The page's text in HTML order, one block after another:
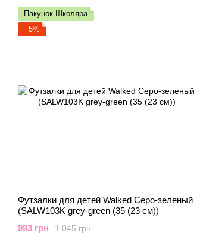
Пакунок Школяра
−5%
Футзалки для детей Walked Серо-зеленый
(SALW103K grey-green (35 (23 см))
1 045 грн
993 грн